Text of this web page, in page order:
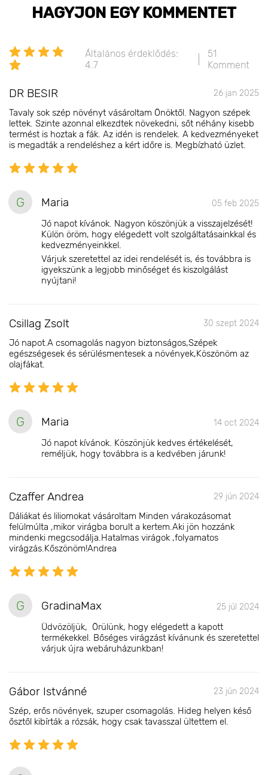
HAGYJON EGY KOMMENTET
Általános érdeklődés:
4.7
51
Komment
DR BESIR 26 jan 2025
Tavaly sok szép növényt vásároltam Önöktől. Nagyon szépek
lettek. Szinte azonnal elkezdtek növekedni, sőt néhány kisebb
termést is hoztak a fák. Az idén is rendelek. A kedvezményeket
is megadták a rendeléshez a kért időre is. Megbízható üzlet.
G Maria 05 feb 2025
Jó napot kívánok. Nagyon köszönjük a visszajelzését!
Külön öröm, hogy elégedett volt szolgáltatásainkkal és
kedvezményeinkkel.
Várjuk szeretettel az idei rendelését is, és továbbra is
igyekszünk a legjobb minőséget és kiszolgálást
nyújtani!
Csillag Zsolt 30 szept 2024
Jó napot.A csomagolás nagyon biztonságos,Szépek
egészségesek és sérülésmentesek a növények,Köszönöm az
olajfákat.
G Maria 14 oct 2024
Jó napot kívánok. Köszönjük kedves értékelését,
reméljük, hogy továbbra is a kedvében járunk!
Czaffer Andrea 29 jún 2024
Dáliákat és liliomokat vásároltam Minden várakozásomat
felülmúlta ,mikor virágba borult a kertem.Aki jön hozzánk
mindenki megcsodálja.Hatalmas virágok ,folyamatos
virágzás.Kőszönöm!Andrea
G GradinaMax 25 júl 2024
Üdvözöljük, Örülünk, hogy elégedett a kapott
termékekkel. Bőséges virágzást kívánunk és szeretettel
várjuk újra webáruházunkban!
Gábor Istvánné 23 jún 2024
Szép, erős növények, szuper csomagolás. Hideg helyen késő
ősztől kibírták a rózsák, hogy csak tavasszal ültettem el.